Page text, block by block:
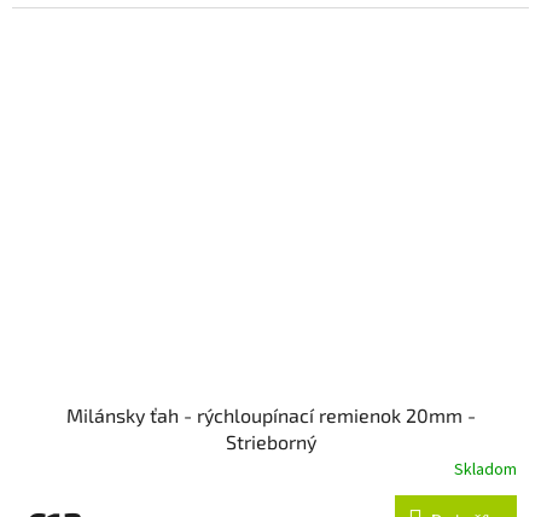
Milánsky ťah - rýchloupínací remienok 20mm -
Strieborný
Skladom